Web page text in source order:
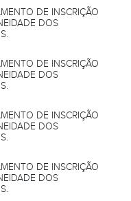
DE INSCRIÇÃO
DOS
DE INSCRIÇÃO
DOS
DE INSCRIÇÃO
DOS
DE INSCRIÇÃO
DOS